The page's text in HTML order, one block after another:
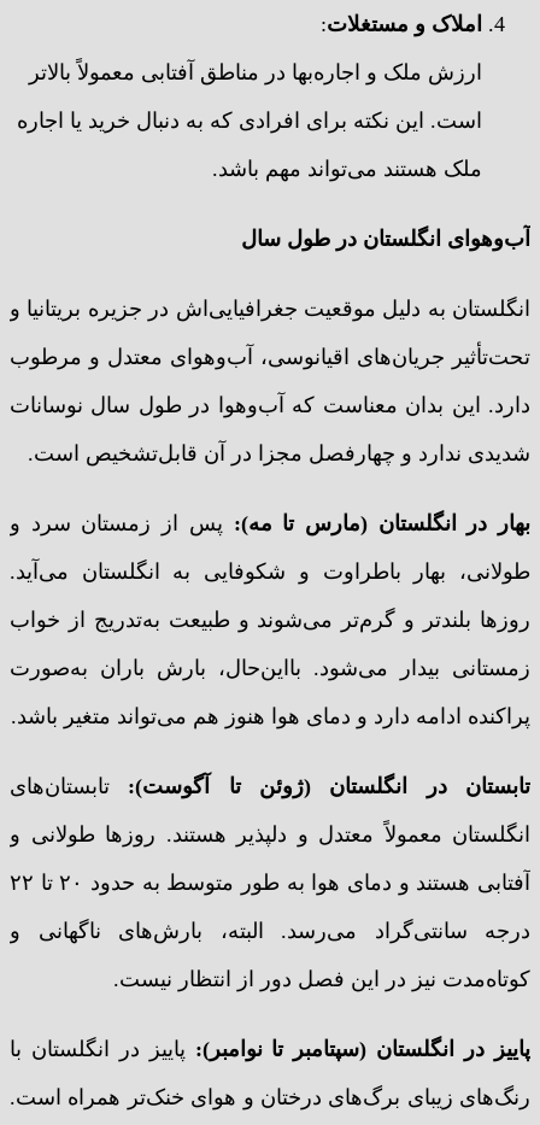
املاک و مستغلات:
ارزش ملک و اجاره‌بها در مناطق آفتابی معمولاً بالاتر
است. این نکته برای افرادی که به دنبال خرید یا اجاره
ملک هستند می‌تواند مهم باشد.
آب‌وهوای انگلستان در طول سال
انگلستان به دلیل موقعیت جغرافیایی‌اش در جزیره بریتانیا و
تحت‌تأثیر جریان‌های اقیانوسی، آب‌وهوای معتدل و مرطوب
دارد. این بدان معناست که آب‌وهوا در طول سال نوسانات
شدیدی ندارد و چهارفصل مجزا در آن قابل‌تشخیص است.
بهار در انگلستان (مارس تا مه): پس از زمستان سرد و
طولانی، بهار باطراوت و شکوفایی به انگلستان می‌آید.
روزها بلندتر و گرم‌تر می‌شوند و طبیعت به‌تدریج از خواب
زمستانی بیدار می‌شود. بااین‌حال، بارش باران به‌صورت
پراکنده ادامه دارد و دمای هوا هنوز هم می‌تواند متغیر باشد.
تابستان در انگلستان (ژوئن تا آگوست): تابستان‌های
انگلستان معمولاً معتدل و دلپذیر هستند. روزها طولانی و
آفتابی هستند و دمای هوا به طور متوسط به حدود ۲۰ تا ۲۲
درجه سانتی‌گراد می‌رسد. البته، بارش‌های ناگهانی و
کوتاه‌مدت نیز در این فصل دور از انتظار نیست.
پاییز در انگلستان (سپتامبر تا نوامبر): پاییز در انگلستان با
رنگ‌های زیبای برگ‌های درختان و هوای خنک‌تر همراه است.